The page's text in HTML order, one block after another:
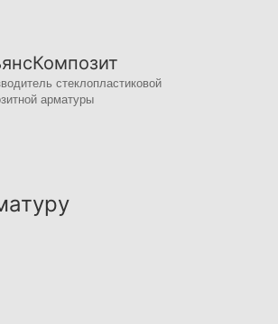
стеклопластиковой
арматуры